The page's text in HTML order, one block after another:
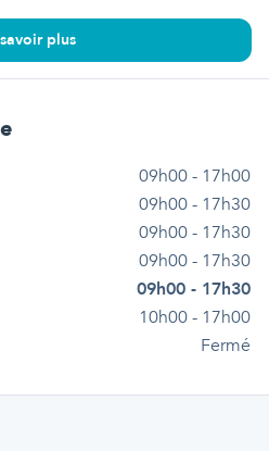
plus
09h00 - 17h00
09h00 - 17h30
09h00 - 17h30
09h00 - 17h30
09h00 - 17h30
10h00 - 17h00
Fermé